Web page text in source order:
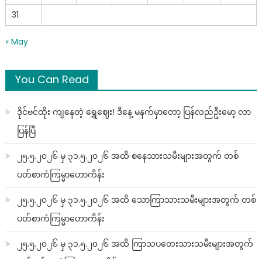
31
« May
You Can Read
ဒိုင်ဗင်ထိုး ကျနေတဲ့ ရွှေဈေး! ဒီနေ့ မနက်မှာတော့ ပြန်လည်ဦးမော့ လာ
ပြန်ပြီ
၂၅.၅.၂၀၂၆ မှ ၃၁.၅.၂၀၂၆ အထိ စနေသားသမီးများအတွက် တစ်
ပတ်စာကံကြမ္မာဟောကိန်း
၂၅.၅.၂၀၂၆ မှ ၃၁.၅.၂၀၂၆ အထိ သောကြာသားသမီးများအတွက် တစ်
ပတ်စာကံကြမ္မာဟောကိန်း
၂၅.၅.၂၀၂၆ မှ ၃၁.၅.၂၀၂၆ အထိ ကြာသပတေးသားသမီးများအတွက်